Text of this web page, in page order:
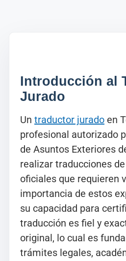
Introducción al
Jurado
Un traductor jurado en
profesional autorizado
de Asuntos Exteriores
realizar traducciones
oficiales que requieren
importancia de estos
su capacidad para
traducción es fiel y
original, lo cual es
trámites legales,